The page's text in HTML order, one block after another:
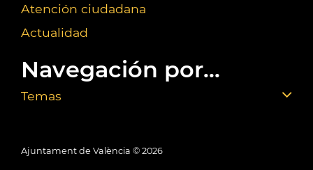
Atención ciudadana
Actualidad
Navegación por...
Temas
Ajuntament de València © 2026